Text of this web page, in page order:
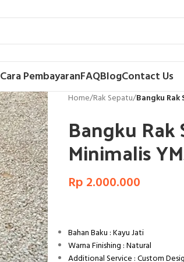
Cara PembayaranFAQBlogContact Us
Home/Rak Sepatu/Bangku Rak
Bangku Rak
Minimalis
Rp 2.000.000
Bahan Baku : Kayu Jati
Warna Finishing : Natural
Additional Service : Custom